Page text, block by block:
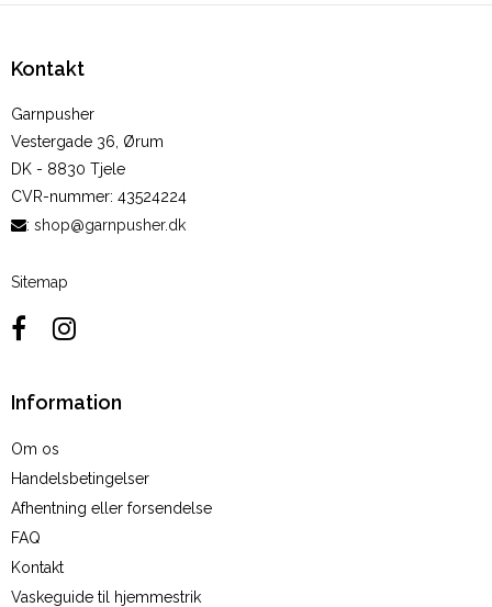
Kontakt
Garnpusher
Vestergade 36, Ørum
DK - 8830 Tjele
CVR-nummer: 43524224
: shop@garnpusher.dk
Sitemap
Information
Om os
Handelsbetingelser
Afhentning eller forsendelse
FAQ
Kontakt
Vaskeguide til hjemmestrik